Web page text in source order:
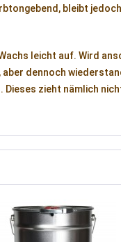
bleibt
leicht auf. Wird
dennoch
zieht nämlich